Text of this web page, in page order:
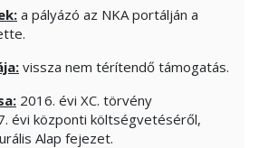
a pályázó az NKA portálján a
vissza nem térítendő támogatás.
2016. évi XC. törvény
évi központi költségvetéséről,
Alap fejezet.